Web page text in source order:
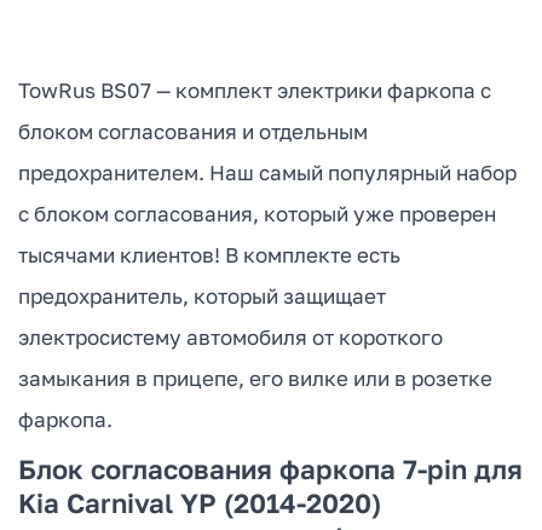
TowRus BS07 — комплект электрики фаркопа с
блоком согласования и отдельным
предохранителем. Наш самый популярный набор
с блоком согласования, который уже проверен
тысячами клиентов! В комплекте есть
предохранитель, который защищает
электросистему автомобиля от короткого
замыкания в прицепе, его вилке или в розетке
фаркопа.
Блок согласования фаркопа 7-pin для
Kia Carnival YP (2014-2020)